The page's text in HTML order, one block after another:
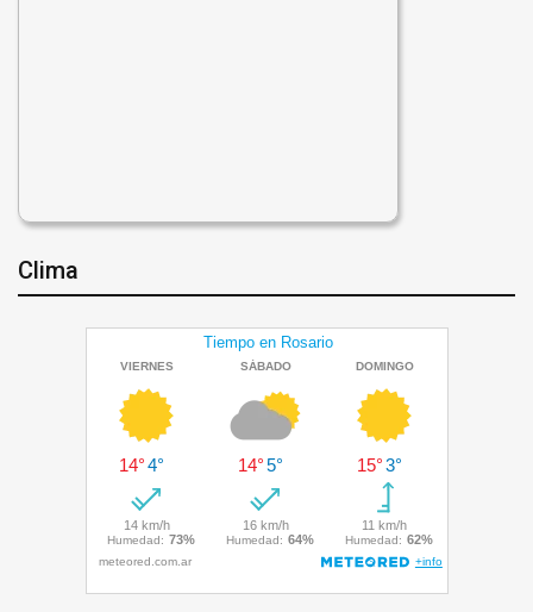
Clima